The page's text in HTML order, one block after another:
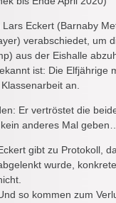
Lars Eckert (Barnaby
verabschiedet, um
aus der Eishalle
ist: Die Elfjährige
an.
Er vertröstet die
anderes Mal geben…
gibt zu Protokoll,
wurde,
so kommen zum